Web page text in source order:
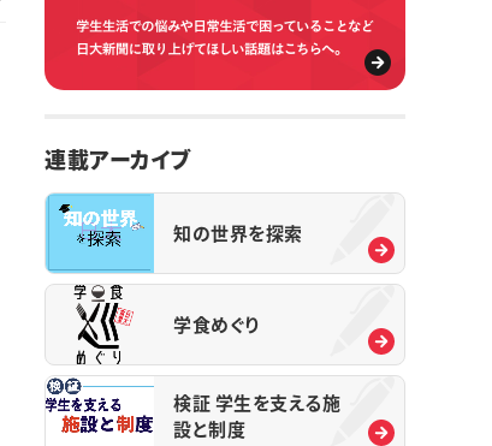
連載アーカイブ
知の世界を探索
学食めぐり
検証 学生を支える施
設と制度